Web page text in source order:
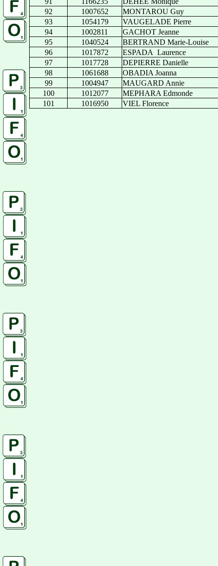
92
1007652
MONTAROU Guy
93
1054179
VAUGELADE Pierre
94
1002811
GACHOT Jeanne
95
1040524
BERTRAND Marie-Louise
96
1017872 ESPADA Laurence
97
1017728
DEPIERRE Danielle
98
1061688
OBADIA Joanna
99
1004947
MAUGARD Annie
100
1012077
MEPHARA Edmonde
101
1016950 VIEL Florence